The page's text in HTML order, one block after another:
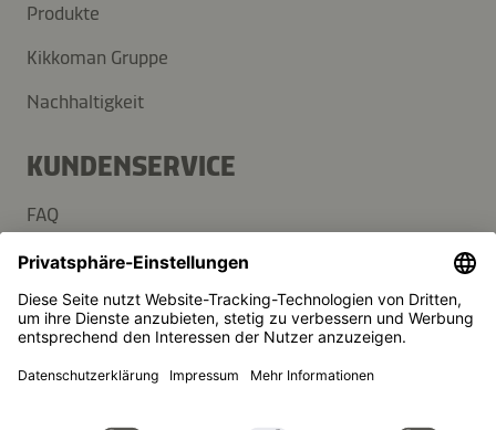
Produkte
Kikkoman Gruppe
Nachhaltigkeit
KUNDENSERVICE
FAQ
Kontakt
Newsletter
Presse